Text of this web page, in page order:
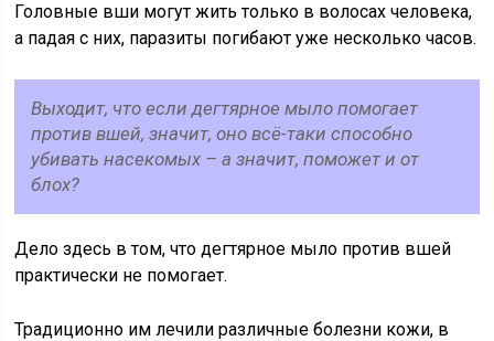
Головные вши могут жить только в волосах человека,
а падая с них, паразиты погибают уже несколько часов.
Выходит, что если дегтярное мыло помогает
против вшей, значит, оно всё-таки способно
убивать насекомых – а значит, поможет и от
блох?
Дело здесь в том, что дегтярное мыло против вшей
практически не помогает.
Традиционно им лечили различные болезни кожи, в